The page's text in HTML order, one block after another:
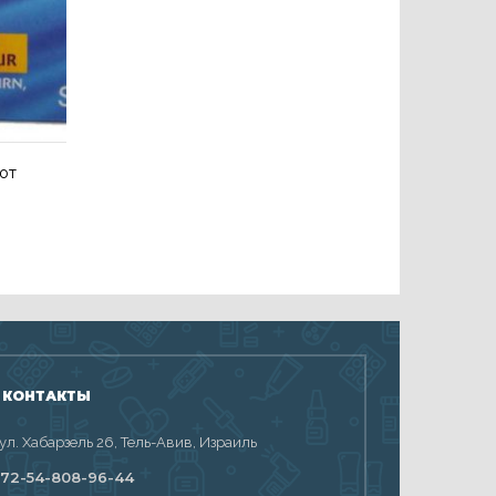
Хабарзель 26, Тель-Авив, Израиль
54-808-96-44